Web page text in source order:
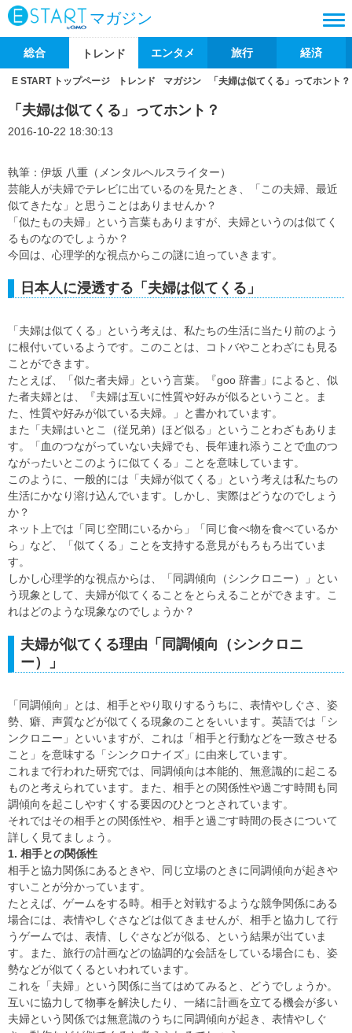
マガジン
総合 トレンド エンタメ 旅行 経済
E START トップページ トレンド マガジン 「夫婦は似てくる」ってホント？
「夫婦は似てくる」ってホント？
2016-10-22 18:30:13
執筆：伊坂 八重（メンタルヘルスライター）
芸能人が夫婦でテレビに出ているのを見たとき、「この夫婦、最近
似てきたな」と思うことはありませんか？
「似たもの夫婦」という言葉もありますが、夫婦というのは似てく
るものなのでしょうか？
今回は、心理学的な視点からこの謎に迫っていきます。
日本人に浸透する「夫婦は似てくる」
「夫婦は似てくる」という考えは、私たちの生活に当たり前のよう
に根付いているようです。このことは、コトバやことわざにも見る
ことができます。
たとえば、「似た者夫婦」という言葉。『goo 辞書」によると、似
た者夫婦とは、『夫婦は互いに性質や好みが似るということ。ま
た、性質や好みが似ている夫婦。」と書かれています。
また「夫婦はいとこ（従兄弟）ほど似る」ということわざもありま
す。「血のつながっていない夫婦でも、長年連れ添うことで血のつ
ながったいとこのように似てくる」ことを意味しています。
このように、一般的には「夫婦が似てくる」という考えは私たちの
生活にかなり溶け込んでいます。しかし、実際はどうなのでしょう
か？
ネット上では「同じ空間にいるから」「同じ食べ物を食べているか
ら」など、「似てくる」ことを支持する意見がもろもろ出ていま
す。
しかし心理学的な視点からは、「同調傾向（シンクロニー）」とい
う現象として、夫婦が似てくることをとらえることができます。こ
れはどのような現象なのでしょうか？
夫婦が似てくる理由「同調傾向（シンクロニ
ー）」
「同調傾向」とは、相手とやり取りするうちに、表情やしぐさ、姿
勢、癖、声質などが似てくる現象のことをいいます。英語では「シ
ンクロニー」といいますが、これは「相手と行動などを一致させる
こと」を意味する「シンクロナイズ」に由来しています。
これまで行われた研究では、同調傾向は本能的、無意識的に起こる
ものと考えられています。また、相手との関係性や過ごす時間も同
調傾向を起こしやすくする要因のひとつとされています。
それではその相手との関係性や、相手と過ごす時間の長さについて
詳しく見てましょう。
1. 相手との関係性
相手と協力関係にあるときや、同じ立場のときに同調傾向が起きや
すいことが分かっています。
たとえば、ゲームをする時。相手と対戦するような競争関係にある
場合には、表情やしぐさなどは似てきませんが、相手と協力して行
うゲームでは、表情、しぐさなどが似る、という結果が出ていま
す。また、旅行の計画などの協調的な会話をしている場合にも、姿
勢などが似てくるといわれています。
これを「夫婦」という関係に当てはめてみると、どうでしょうか。
互いに協力して物事を解決したり、一緒に計画を立てる機会が多い
夫婦という関係では無意識のうちに同調傾向が起き、表情やしぐ